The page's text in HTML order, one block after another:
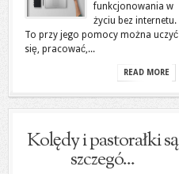
funkcjonowania w
życiu bez internetu.
To przy jego pomocy można uczyć
się, pracować,...
READ MORE
Kolędy i pastorałki są
szczegó...